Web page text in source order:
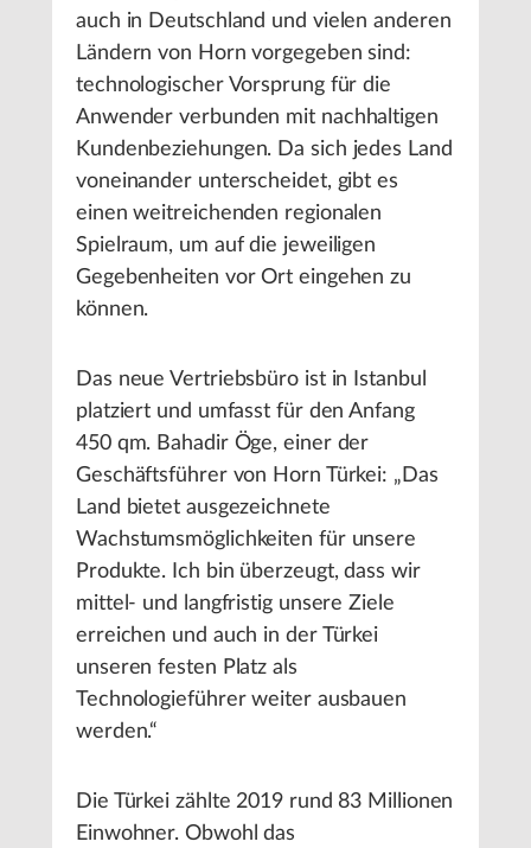
auch in Deutschland und vielen anderen
Ländern von Horn vorgegeben sind:
technologischer Vorsprung für die
Anwender verbunden mit nachhaltigen
Kundenbeziehungen. Da sich jedes Land
voneinander unterscheidet, gibt es
einen weitreichenden regionalen
Spielraum, um auf die jeweiligen
Gegebenheiten vor Ort eingehen zu
können.
Das neue Vertriebsbüro ist in Istanbul
platziert und umfasst für den Anfang
450 qm. Bahadir Öge, einer der
Geschäftsführer von Horn Türkei: „Das
Land bietet ausgezeichnete
Wachstumsmöglichkeiten für unsere
Produkte. Ich bin überzeugt, dass wir
mittel- und langfristig unsere Ziele
erreichen und auch in der Türkei
unseren festen Platz als
Technologieführer weiter ausbauen
werden.“
Die Türkei zählte 2019 rund 83 Millionen
Einwohner. Obwohl das